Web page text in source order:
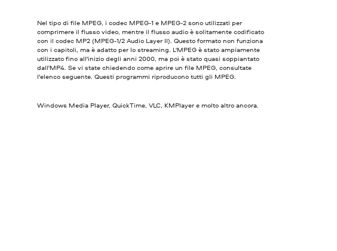
Nel tipo di file MPEG, i codec MPEG-1 e MPEG-2 sono utilizzati per
comprimere il flusso video, mentre il flusso audio è solitamente codificato
con il codec MP2 (MPEG-1/2 Audio Layer II). Questo formato non funziona
con i capitoli, ma è adatto per lo streaming. L'MPEG è stato ampiamente
utilizzato fino all'inizio degli anni 2000, ma poi è stato quasi soppiantato
dall'MP4. Se vi state chiedendo come aprire un file MPEG, consultate
l'elenco seguente. Questi programmi riproducono tutti gli MPEG.
Windows Media Player, QuickTime, VLC, KMPlayer e molto altro ancora.